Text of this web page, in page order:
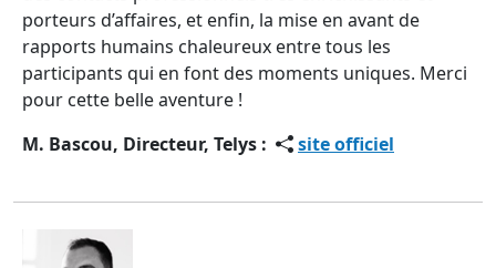
porteurs d’affaires, et enfin, la mise en avant de
rapports humains chaleureux entre tous les
participants qui en font des moments uniques. Merci
pour cette belle aventure !
M. Bascou, Directeur, Telys :
site officiel